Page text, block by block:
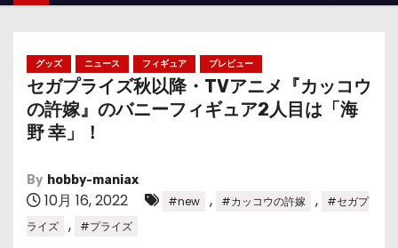
グッズ ニュース フィギュア プレビュー
セガプライズ秋以降・TVアニメ『カッコウ
の許嫁』のバニーフィギュア2人目は「海
野 幸」！
By hobby-maniax
10月 16, 2022 #new , #カッコウの許嫁 ,
#セガプ
ライズ
, #プライズ